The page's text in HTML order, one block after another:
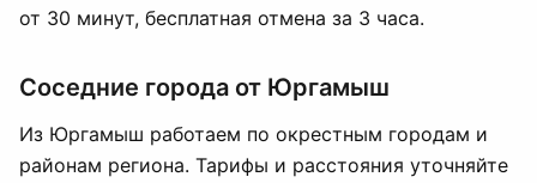
от 30 минут, бесплатная отмена за 3 часа.
Соседние города от Юргамыш
Из Юргамыш работаем по окрестным городам и
районам региона. Тарифы и расстояния уточняйте